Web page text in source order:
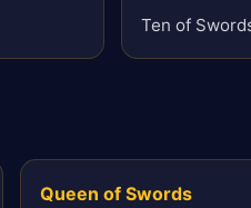
Ten of
Queen of Swords